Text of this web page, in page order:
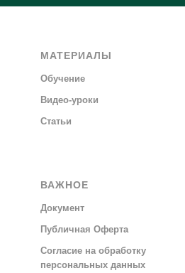
МАТЕРИАЛЫ
Обучение
Видео-уроки
Статьи
ВАЖНОЕ
Документ
Публичная Оферта
Согласие на обработку
персональных данных